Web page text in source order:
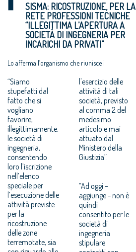
SISMA: RICOSTRUZIONE, PER LA
RETE PROFESSIONI TECNICHE
“ILLEGITTIMA L’APERTURA A
SOCIETÀ DI INGEGNERIA PER
INCARICHI DA PRIVATI”
Lo afferma l’organismo che riunisce i
al Commissario Errani.
“Siamo
stupefatti dal
fatto che si
vogliano
favorire,
illegittimamente,
le società di
ingegneria,
consentendo
loro l’iscrizione
nell’elenco
speciale per
l’esecuzione delle
attività previste
per la
ricostruzione
delle zone
terremotate, sia
l'esercizio delle
attività di tali
società, previsto
al comma 2 del
medesimo
articolo e mai
attuato dal
Ministero della
Giustizia”.
“Ad oggi –
aggiunge - non è
quindi
consentito per le
società di
ingegneria
stipulare